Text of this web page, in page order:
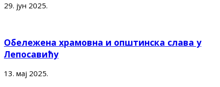
29. јун 2025.
Обележена храмовна и општинска слава у
Лепосавићу
13. мај 2025.